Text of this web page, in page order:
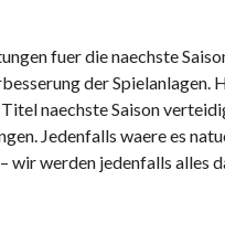
fuer die naechste
der Spielanlagen.
naechste Saison
Jedenfalls waere es
wir werden jedenfalls alles